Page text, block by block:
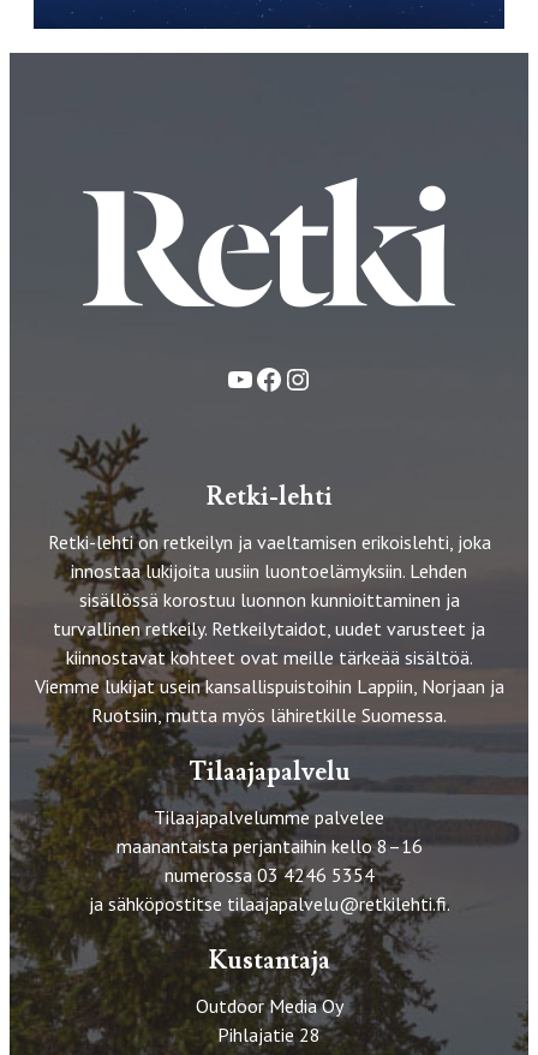
YouTube
FacebookInstagram
Retki-lehti
Retki-lehti on retkeilyn ja vaeltamisen erikoislehti, joka
innostaa lukijoita uusiin luontoelämyksiin. Lehden
sisällössä korostuu luonnon kunnioittaminen ja
turvallinen retkeily. Retkeilytaidot, uudet varusteet ja
kiinnostavat kohteet ovat meille tärkeää sisältöä.
Viemme lukijat usein kansallispuistoihin Lappiin, Norjaan ja
Ruotsiin, mutta myös lähiretkille Suomessa.
Tilaajapalvelu
Tilaajapalvelumme palvelee
maanantaista perjantaihin kello 8–16
numerossa 03 4246 5354
ja sähköpostitse tilaajapalvelu@retkilehti.fi.
Kustantaja
Outdoor Media Oy
Pihlajatie 28